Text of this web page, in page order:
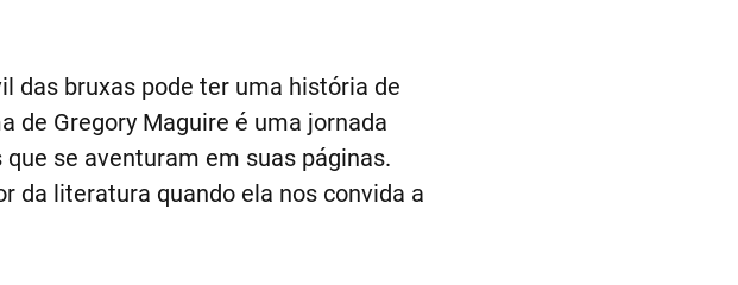
das bruxas pode ter uma história de
de Gregory Maguire é uma jornada
se aventuram em suas páginas.
da literatura quando ela nos convida a